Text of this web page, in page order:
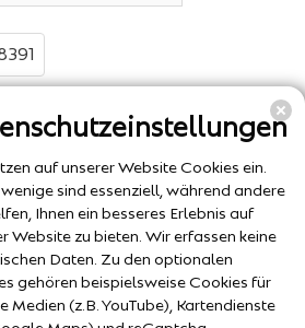
auf unserer Website Cookies ein.
wenige sind essenziell, während andere
Ihnen ein besseres Erlebnis auf
Website zu bieten. Wir erfassen keine
Daten. Zu den optionalen
gehören beispielsweise Cookies für
Medien (z.B. YouTube), Kartendienste